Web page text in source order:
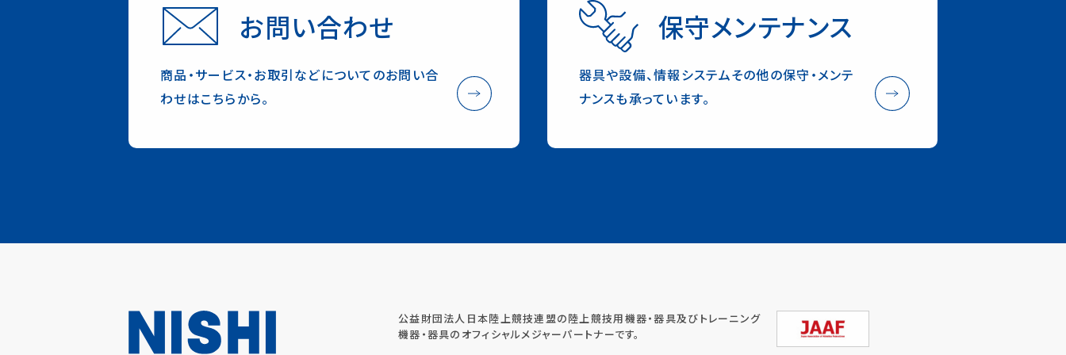
お問い合わせ
商品・サービス・お取引などについてのお問い合
わせはこちらから。
保守メンテナンス
器具や設備、情報システムその他の保守・メンテ
ナンスも承っています。
公益財団法人日本陸上競技連盟の陸上競技用機器・器具及びトレーニング
機器・器具のオフィシャルメジャーパートナーです。